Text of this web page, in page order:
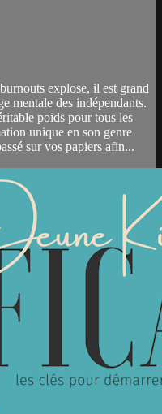
explose, il est grand
mentale des indépendants.
poids pour tous les
unique en son genre
sur vos papiers afin...